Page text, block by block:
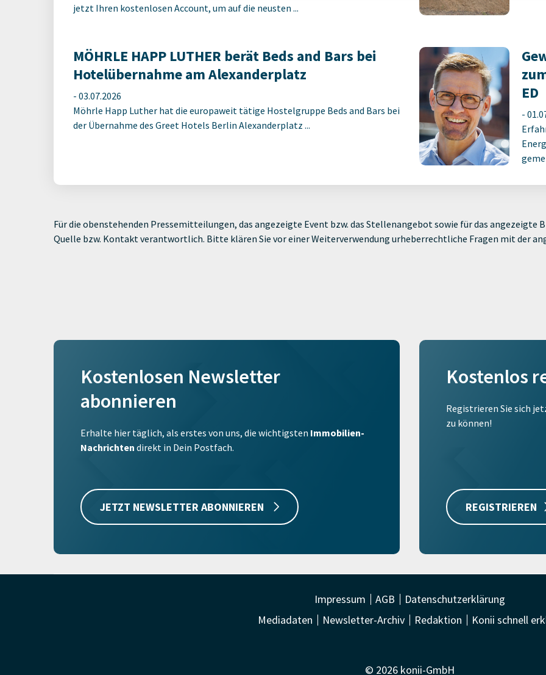
jetzt Ihren kostenlosen Account, um auf die neusten ...
MÖHRLE HAPP LUTHER berät Beds and Bars bei
Hotelübernahme am Alexanderplatz
- 03.07.2026
Möhrle Happ Luther hat die europaweit tätige Hostelgruppe Beds and Bars bei
der Übernahme des Greet Hotels Berlin Alexanderplatz ...
ED
-
Für die obenstehenden Pressemitteilungen, das angezeigte Event bzw. das Stellenangebot sowie für das angezeigte
Quelle bzw. Kontakt verantwortlich. Bitte klären Sie vor einer Weiterverwendung urheberrechtliche Fragen mit der
Kostenlosen Newsletter
abonnieren
Erhalte hier täglich, als erstes von uns, die wichtigsten Immobilien-
Nachrichten direkt in Dein Postfach.
JETZT NEWSLETTER ABONNIEREN
Kostenlos
Registrieren Sie sich
zu können!
REGISTRIEREN
Impressum AGB
Datenschutzerklärung
Mediadaten
Newsletter-Archiv Redaktion Konii schnell
© 2026 konii-GmbH